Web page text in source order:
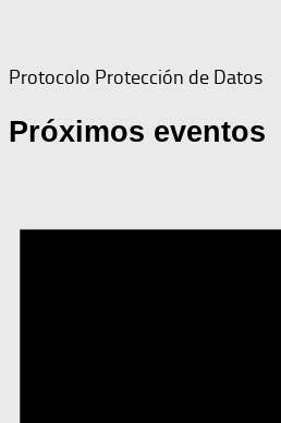
Protocolo Protección de Datos
Próximos eventos